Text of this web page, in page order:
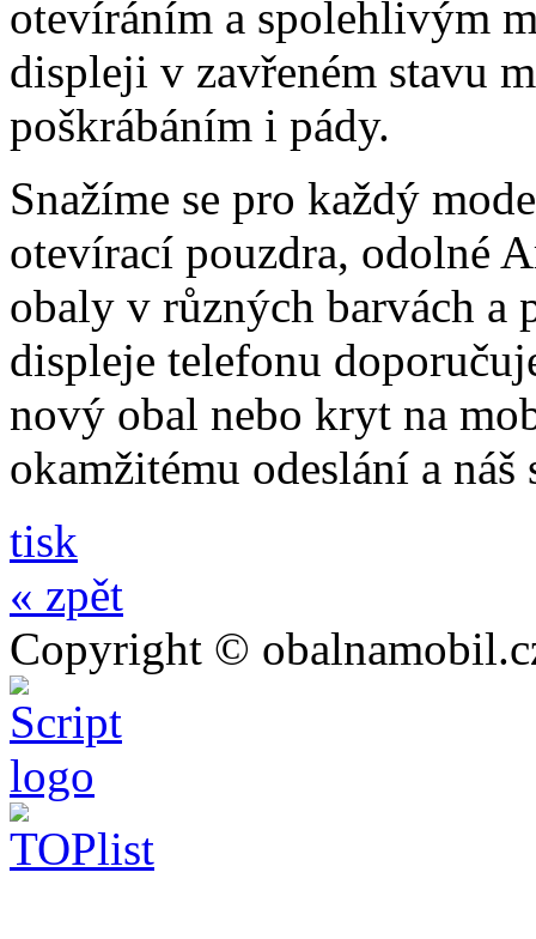
otevíráním a spolehlivým
displeji v zavřeném stavu
poškrábáním i pády.
Snažíme se pro každý
otevírací pouzdra, odolné
obaly v různých barvách a
displeje telefonu
nový obal nebo kryt na
okamžitému odeslání a
tisk
« zpět
Copyright ©